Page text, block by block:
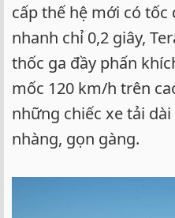
cấp thế hệ mới có tốc
nhanh chỉ 0,2 giây,
thốc ga đầy phấn
mốc 120 km/h trên
những chiếc xe tải
nhàng, gọn gàng.